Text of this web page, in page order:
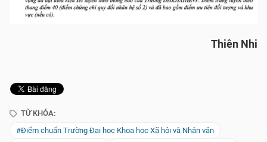
Thiên Nhi
TỪ KHÓA:
#Điểm chuẩn Trường Đại học Khoa học Xã hội và Nhân văn